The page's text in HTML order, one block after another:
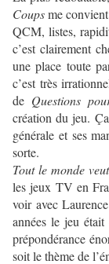
Coupsme
QCM, listes,
c’est clairement
une place toute
c’est très
de Questions
création du jeu.
générale et ses
sorte.
Tout le monde
les jeux TV en
voir avec
années le jeu
prépondérance
soit le thème de